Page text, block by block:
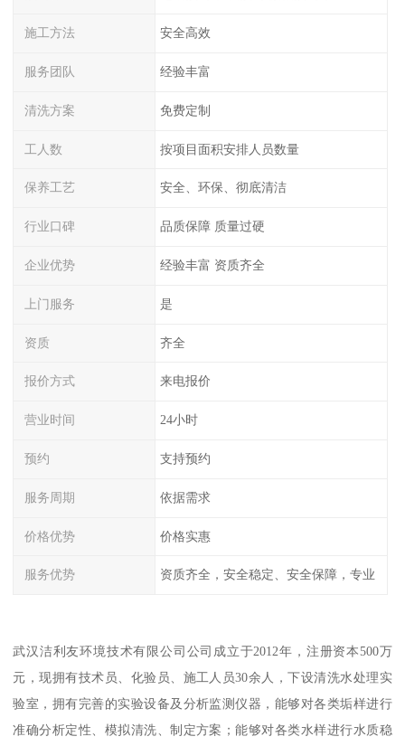
施工方法 安全高效
服务团队 经验丰富
清洗方案 免费定制
工人数 按项目面积安排人员数量
保养工艺 安全、环保、彻底清洁
行业口碑 品质保障 质量过硬
企业优势 经验丰富 资质齐全
上门服务 是
资质 齐全
报价方式 来电报价
营业时间 24小时
预约 支持预约
服务周期 依据需求
价格优势 价格实惠
服务优势 资质齐全，安全稳定、安全保障，专业
武汉洁利友环境技术有限公司公司成立于2012年，注册资本500万
元，现拥有技术员、化验员、施工人员30余人，下设清洗水处理实
验室，拥有完善的实验设备及分析监测仪器，能够对各类垢样进行
准确分析定性、模拟清洗、制定方案；能够对各类水样进行水质稳